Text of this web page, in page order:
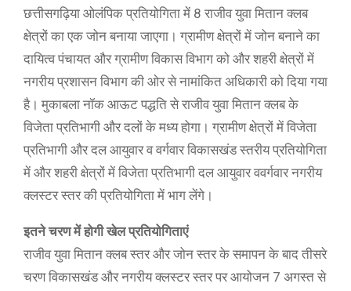
छत्तीसगढ़िया ओलंपिक प्रतियोगिता में 8 राजीव युवा मितान क्लब
क्षेत्रों का एक जोन बनाया जाएगा। ग्रामीण क्षेत्रों में जोन बनाने का
दायित्व पंचायत और ग्रामीण विकास विभाग को और शहरी क्षेत्रों में
नगरीय प्रशासन विभाग की ओर से नामांकित अधिकारी को दिया गया
है। मुकाबला नॉक आऊट पद्धति से राजीव युवा मितान क्लब के
विजेता प्रतिभागी और दलों के मध्य होगा। ग्रामीण क्षेत्रों में विजेता
प्रतिभागी और दल आयुवार व वर्गवार विकासखंड स्तरीय प्रतियोगिता
में और शहरी क्षेत्रों में विजेता प्रतिभागी दल आयुवार ववर्गवार नगरीय
क्लस्टर स्तर की प्रतियोगिता में भाग लेंगे।
इतने चरण में होगी खेल प्रतियोगिताएं
राजीव युवा मितान क्लब स्तर और जोन स्तर के समापन के बाद तीसरे
चरण विकासखंड और नगरीय क्लस्टर स्तर पर आयोजन 7 अगस्त से